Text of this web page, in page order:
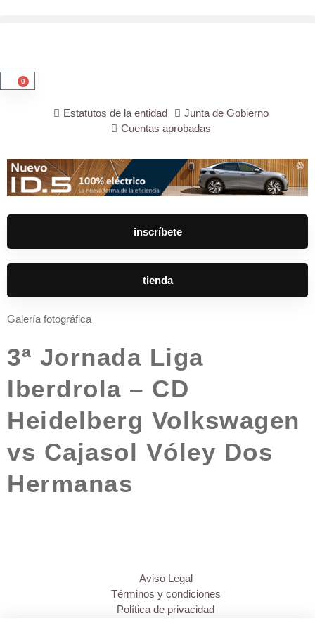
0
Estatutos de la entidad
Junta de Gobierno
Cuentas aprobadas
inscríbete
tienda
Galería fotográfica
3ª Jornada Liga
Iberdrola – CD
Heidelberg Volkswagen
vs Cajasol Vóley Dos
Hermanas
Aviso Legal
Términos y condiciones
Política de privacidad